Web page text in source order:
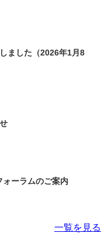
ました（2026年1月8
ーラムのご案内
一覧を見る